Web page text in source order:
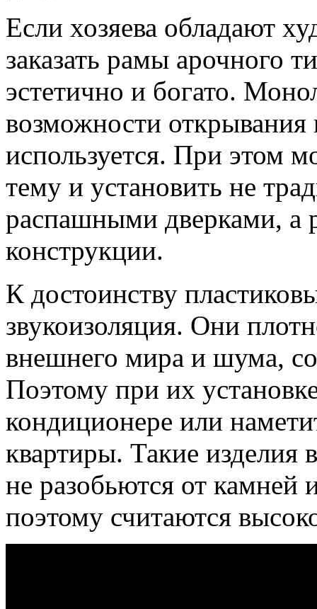
Если хозяева обладают
заказать рамы арочного
эстетично и богато.
возможности открывания
используется. При этом
тему и установить не
распашными дверками, а
конструкции.
К достоинству
звукоизоляция. Они
внешнего мира и шума,
Поэтому при их
кондиционере или
квартиры. Такие
не разобьются от камней
поэтому считаются